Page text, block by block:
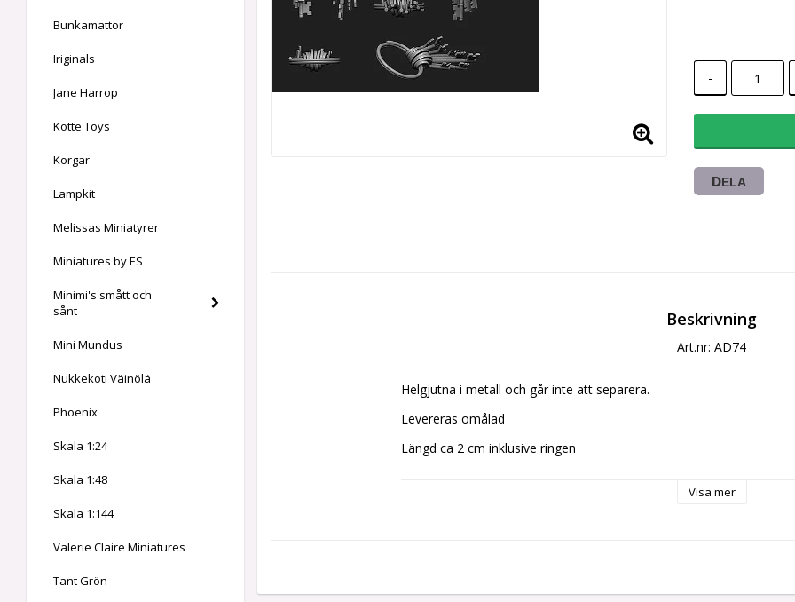
Bunkamattor
Iriginals
Jane Harrop
Kotte Toys
Korgar
Lampkit
Melissas Miniatyrer
Miniatures by ES
Minimi's smått och
sånt
Mini Mundus
Nukkekoti Väinölä
Phoenix
Skala 1:24
Skala 1:48
Skala 1:144
Valerie Claire Miniatures
Tant Grön
-
DELA
Beskrivning
Art.nr: AD74
Helgjutna i metall och går inte att separera.
Levereras omålad
Längd ca 2 cm inklusive ringen
Visa mer